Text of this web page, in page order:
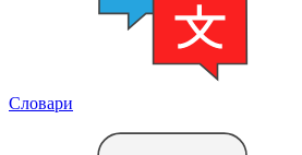
Словари